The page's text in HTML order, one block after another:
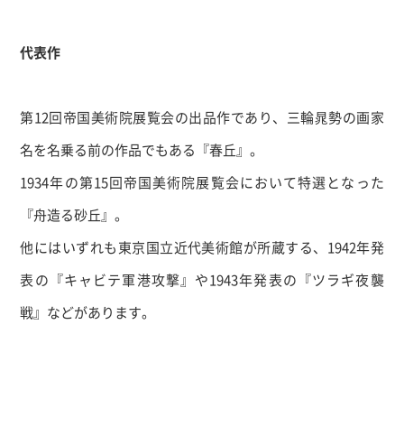
代表作
第12回帝国美術院展覧会の出品作であり、三輪晁勢の画家
名を名乗る前の作品でもある『春丘』。
1934年の第15回帝国美術院展覧会において特選となった
『舟造る砂丘』。
他にはいずれも東京国立近代美術館が所蔵する、 1942年発
表の『キャビテ軍港攻撃』や1943年発表の『ツラギ夜襲
戦』などがあります。